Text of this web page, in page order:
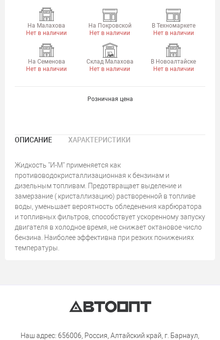
На Малахова
Нет в наличии
На Покровской
Нет в наличии
В Техномаркете
Нет в наличии
На Семенова
Нет в наличии
Склад Малахова
Нет в наличии
В Новоалтайске
Нет в наличии
Розничная цена
ОПИСАНИЕ ХАРАКТЕРИСТИКИ
Жидкость "И-М" применяется как
противоводокристаллизационная к бензинам и
дизельным топливам. Предотвращает выделение и
замерзание ( кристаллизацию) растворенной в топливе
воды, уменьшает вероятность обледенения карбюратора
и топливных фильтров, способствует ускоренному запуску
двигателя в холодное время, не снижает октановое число
бензина. Наиболее эффективна при резких понижениях
температуры.
Наш адрес: 656006, Россия, Алтайский край, г. Барнаул,